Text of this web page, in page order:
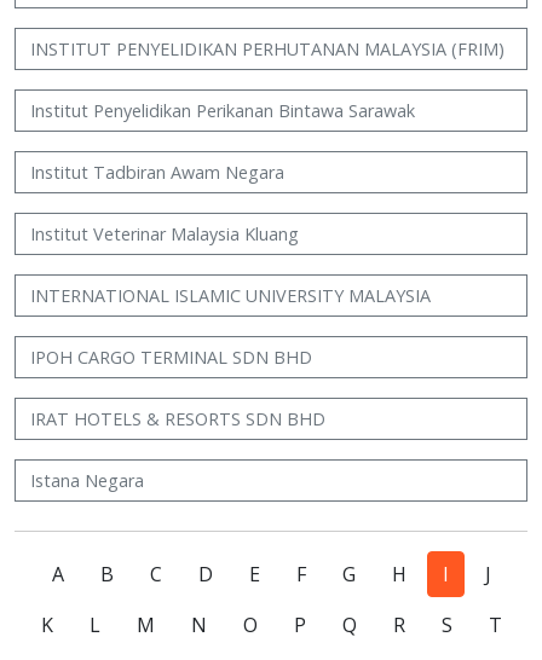
INSTITUT PENYELIDIKAN PERHUTANAN MALAYSIA (FRIM)
Institut Penyelidikan Perikanan Bintawa Sarawak
Institut Tadbiran Awam Negara
Institut Veterinar Malaysia Kluang
INTERNATIONAL ISLAMIC UNIVERSITY MALAYSIA
IPOH CARGO TERMINAL SDN BHD
IRAT HOTELS & RESORTS SDN BHD
Istana Negara
A B C D E F G H I
J
K
L M N O P Q R S T